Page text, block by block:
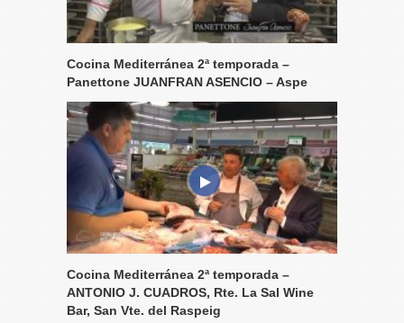
Cocina Mediterránea 2ª temporada –
Panettone JUANFRAN ASENCIO – Aspe
Cocina Mediterránea 2ª temporada –
ANTONIO J. CUADROS, Rte. La Sal Wine
Bar, San Vte. del Raspeig